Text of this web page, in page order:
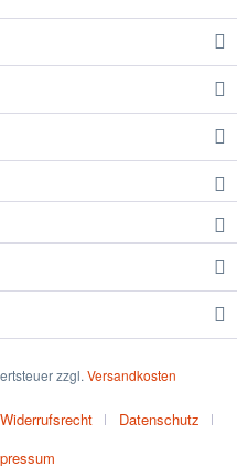
zzgl. Versandkosten
Widerrufsrecht
Datenschutz